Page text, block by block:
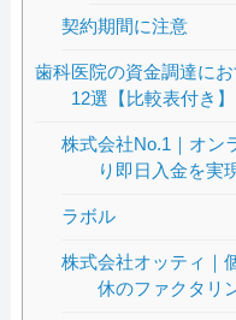
契約期間に注意
歯科医院の資金調達に
12選【比較表付き】
株式会社No.1｜オン
り即日入金を実
ラボル
株式会社オッティ｜
休のファクタリ